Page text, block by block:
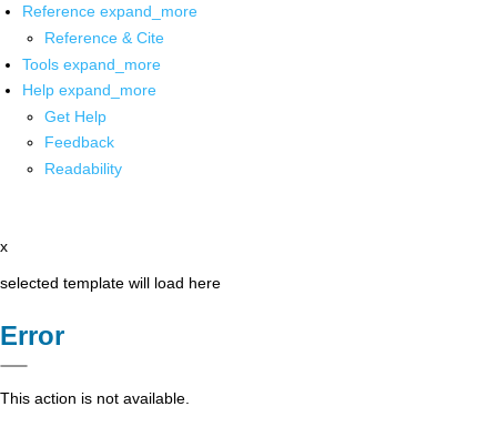
Reference expand_more
Reference & Cite
Tools expand_more
Help expand_more
Get Help
Feedback
Readability
x
selected template will load here
Error
This action is not available.